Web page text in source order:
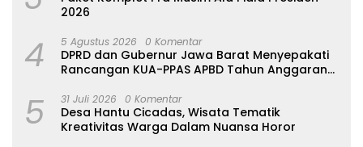
2026
4 5 Agustus 2026 0 Komentar
DPRD dan Gubernur Jawa Barat Menyepakati
Rancangan KUA-PPAS APBD Tahun Anggaran
5 31 Juli 2026 0 Komentar
Desa Hantu Cicadas, Wisata Tematik
Kreativitas Warga Dalam Nuansa Horor